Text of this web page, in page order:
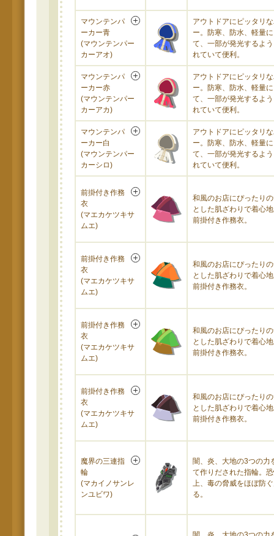
マウンテンパ
ーカー青
(マウンテンパー
カーアオ)
アウトドアにピッタリ
ー。防寒、防水、軽量
て、一部が発光するよ
れていて便利。
マウンテンパ
ーカー赤
(マウンテンパー
カーアカ)
アウトドアにピッタリ
ー。防寒、防水、軽量
て、一部が発光するよ
れていて便利。
マウンテンパ
ーカー白
(マウンテンパー
カーシロ)
アウトドアにピッタリ
ー。防寒、防水、軽量
て、一部が発光するよ
れていて便利。
前掛付き作務
衣
(マエカケツキサ
ムエ)
和風のお店にぴったり
とした肌ざわりで着心
前掛付き作務衣。
前掛付き作務
衣
(マエカケツキサ
ムエ)
和風のお店にぴったり
とした肌ざわりで着心
前掛付き作務衣。
前掛付き作務
衣
(マエカケツキサ
ムエ)
和風のお店にぴったり
とした肌ざわりで着心
前掛付き作務衣。
前掛付き作務
衣
(マエカケツキサ
ムエ)
和風のお店にぴったり
とした肌ざわりで着心
前掛付き作務衣。
魔界の三連指
輪
(マカイノサンレ
ンユビワ)
闇、炎、大地の3つの力
て作りだされた指輪。
上、毒の脅威をほぼ防
る。